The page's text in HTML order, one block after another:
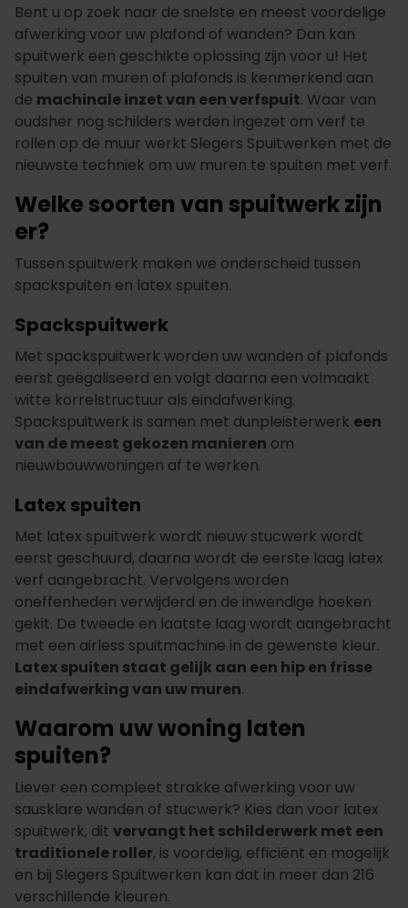
Bent u op zoek naar de snelste en meest voordelige
afwerking voor uw plafond of wanden? Dan kan
spuitwerk een geschikte oplossing zijn voor u! Het
spuiten van muren of plafonds is kenmerkend aan
de machinale inzet van een verfspuit. Waar van
oudsher nog schilders werden ingezet om verf te
rollen op de muur werkt Slegers Spuitwerken met de
nieuwste techniek om uw muren te spuiten met verf.
Welke soorten van spuitwerk zijn
er?
Tussen spuitwerk maken we onderscheid tussen
spackspuiten en latex spuiten.
Spackspuitwerk
Met spackspuitwerk worden uw wanden of plafonds
eerst geëgaliseerd en volgt daarna een volmaakt
witte korrelstructuur als eindafwerking.
Spackspuitwerk is samen met dunpleisterwerk een
van de meest gekozen manieren om
nieuwbouwwoningen af te werken.
Latex spuiten
Met latex spuitwerk wordt nieuw stucwerk wordt
eerst geschuurd, daarna wordt de eerste laag latex
verf aangebracht. Vervolgens worden
oneffenheden verwijderd en de inwendige hoeken
gekit. De tweede en laatste laag wordt aangebracht
met een airless spuitmachine in de gewenste kleur.
Latex spuiten staat gelijk aan een hip en frisse
eindafwerking van uw muren.
Waarom uw woning laten
spuiten?
Liever een compleet strakke afwerking voor uw
sausklare wanden of stucwerk? Kies dan voor latex
spuitwerk, dit vervangt het schilderwerk met een
traditionele roller, is voordelig, efficiënt en mogelijk
en bij Slegers Spuitwerken kan dat in meer dan 216
verschillende kleuren.